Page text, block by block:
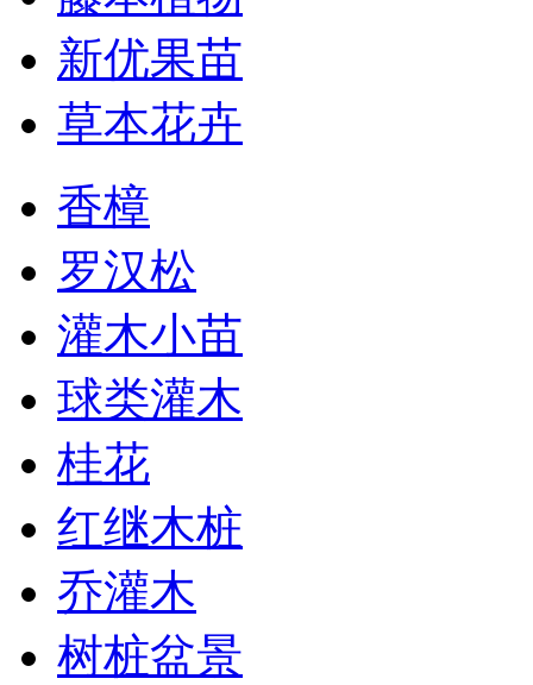
新优果苗
草本花卉
香樟
罗汉松
灌木小苗
球类灌木
桂花
红继木桩
乔灌木
树桩盆景